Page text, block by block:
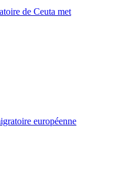
de Ceuta met
européenne